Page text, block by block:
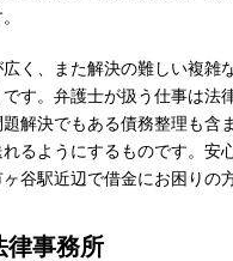
く、また解決の難しい複雑
す。弁護士が扱う仕事は
解決でもある債務整理も含
るようにするものです。安
谷駅近辺で借金にお困りの
律事務所